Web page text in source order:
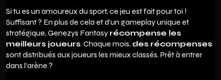
Si tu es un amoureux du sport, ce jeu est fait pour toi !
Suffisant ? En plus de cela et d'un gameplay unique et
stratégique, Genezys Fantasy récompense les
meilleurs joueurs. Chaque mois, des récompenses
sont distribués aux joueurs les mieux classés. Prêt à entrer
dans l'arène ?